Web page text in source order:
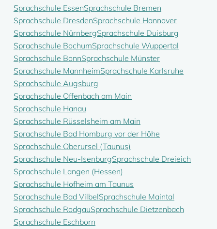
Sprachschule EssenSprachschule Bremen
Sprachschule DresdenSprachschule Hannover
Sprachschule NürnbergSprachschule Duisburg
Sprachschule BochumSprachschule Wuppertal
Sprachschule BonnSprachschule Münster
Sprachschule MannheimSprachschule Karlsruhe
Sprachschule Augsburg
Sprachschule Offenbach am Main
Sprachschule Hanau
Sprachschule Rüsselsheim am Main
Sprachschule Bad Homburg vor der Höhe
Sprachschule Oberursel (Taunus)
Sprachschule Neu-IsenburgSprachschule Dreieich
Sprachschule Langen (Hessen)
Sprachschule Hofheim am Taunus
Sprachschule Bad VilbelSprachschule Maintal
Sprachschule RodgauSprachschule Dietzenbach
Sprachschule Eschborn